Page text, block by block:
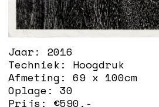
Jaar: 2016
Techniek: Hoogdruk
Afmeting:69 x 100cm
Oplage:30
Prijs: €590,-